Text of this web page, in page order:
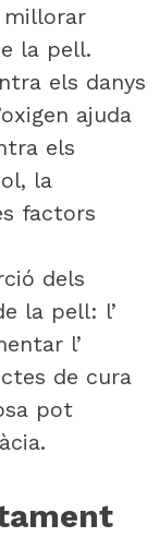
millorar
la pell.
els danys
ajuda
els
la
factors
dels
la pell: l’
l’
de cura
pot